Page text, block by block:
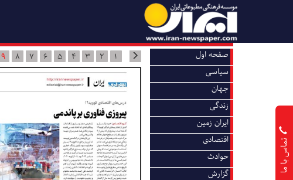
تماس با ما
صفحه اول
سیاسی
جهان
زندگی
ایران زمین
اقتصادی
حوادث
گزارش
1
2
3
4
5
6
7
8
9